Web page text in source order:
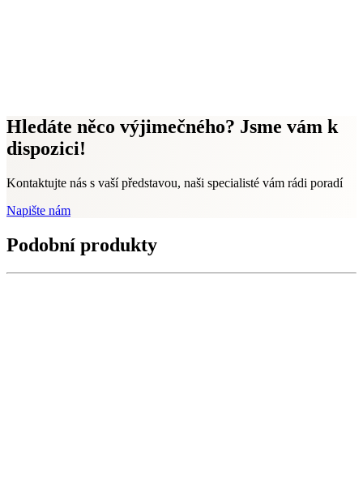
Hledáte něco výjimečného? Jsme vám k
dispozici!
Kontaktujte nás s vaší představou, naši specialisté vám rádi poradí
Napište nám
Podobní produkty